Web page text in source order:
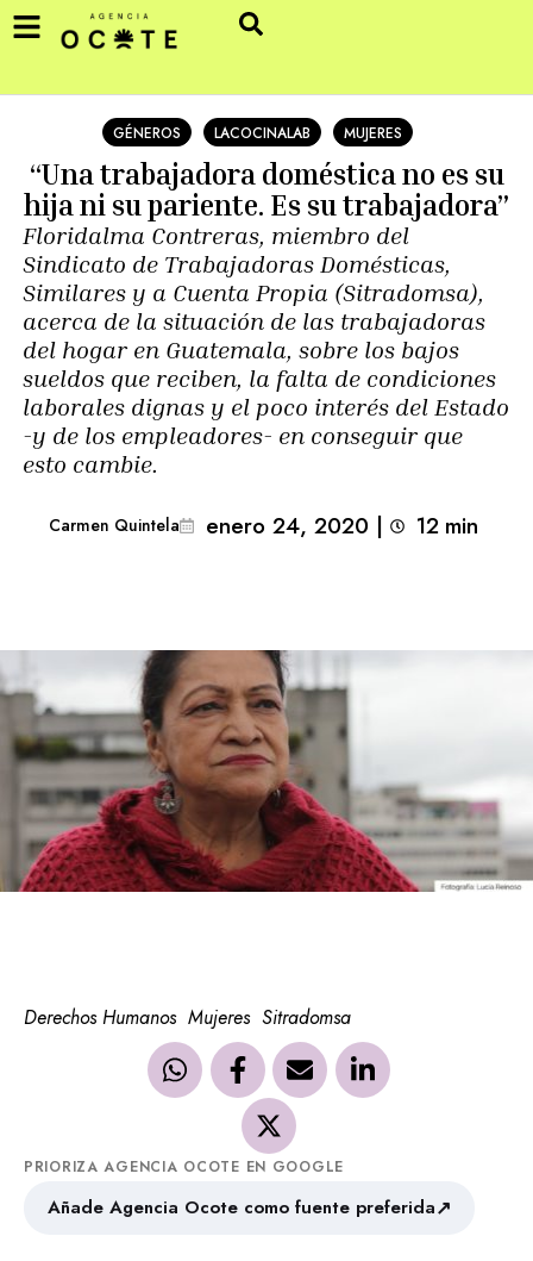
GÉNEROS LACOCINALAB MUJERES
“Una trabajadora doméstica no es su
hija ni su pariente. Es su trabajadora”
Floridalma Contreras, miembro del
Sindicato de Trabajadoras Domésticas,
Similares y a Cuenta Propia (Sitradomsa),
acerca de la situación de las trabajadoras
del hogar en Guatemala, sobre los bajos
sueldos que reciben, la falta de condiciones
laborales dignas y el poco interés del Estado
-y de los empleadores- en conseguir que
esto cambie.
Carmen Quintela enero 24, 2020 | 12 min
Derechos Humanos Mujeres Sitradomsa
PRIORIZA AGENCIA OCOTE EN GOOGLE
Añade Agencia Ocote como fuente preferida↗